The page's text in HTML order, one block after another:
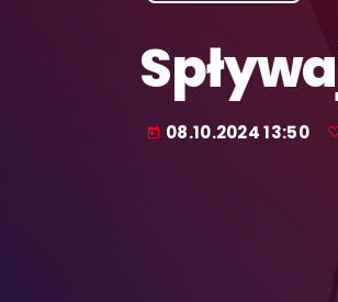
today 08.10.2024 13:50